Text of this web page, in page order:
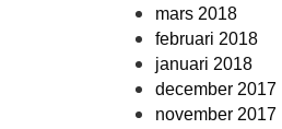
mars 2018
februari 2018
januari 2018
december 2017
november 2017